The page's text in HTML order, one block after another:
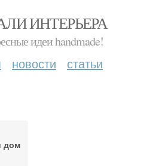
ИНТЕРЬЕРА
идеи handmade!
новости статьи
дом